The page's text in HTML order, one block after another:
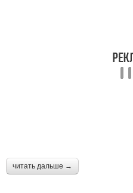
читать дальше →